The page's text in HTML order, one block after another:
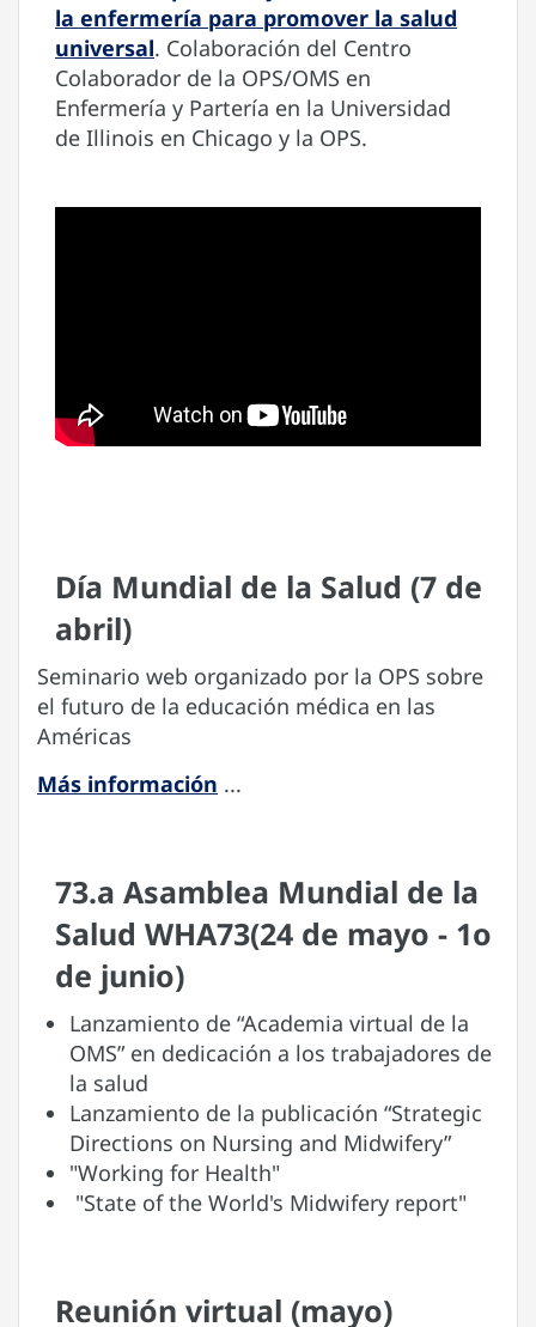
la enfermería para promover la salud
universal. Colaboración del Centro
Colaborador de la OPS/OMS en
Enfermería y Partería en la Universidad
de Illinois en Chicago y la OPS.
Día Mundial de la Salud (7 de
abril)
Seminario web organizado por la OPS sobre
el futuro de la educación médica en las
Américas
Más información ...
73.a Asamblea Mundial de la
Salud WHA73(24 de mayo - 1o
de junio)
Lanzamiento de “Academia virtual de la
OMS” en dedicación a los trabajadores de
la salud
Lanzamiento de la publicación “Strategic
Directions on Nursing and Midwifery”
"Working for Health"
"State of the World's Midwifery report"
Reunión virtual (mayo)